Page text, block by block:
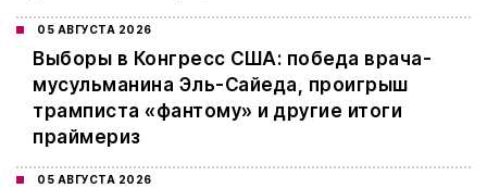
05 АВГУСТА 2026
Выборы в Конгресс США: победа врача-
мусульманина Эль-Сайеда, проигрыш
трамписта «фантому» и другие итоги
праймериз
05 АВГУСТА 2026